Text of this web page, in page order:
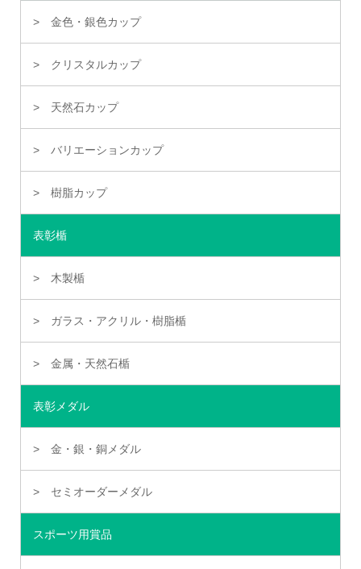
金色・銀色カップ
クリスタルカップ
天然石カップ
バリエーションカップ
樹脂カップ
表彰楯
木製楯
ガラス・アクリル・樹脂楯
金属・天然石楯
表彰メダル
金・銀・銅メダル
セミオーダーメダル
スポーツ用賞品